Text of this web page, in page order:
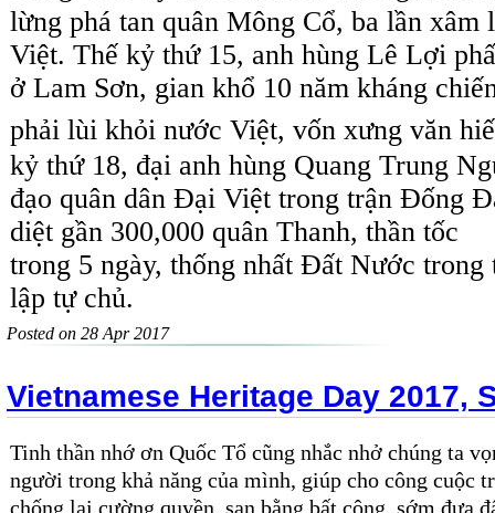
lừng phá tan quân Mông Cổ, ba lần xâm
Việt. Thế kỷ thứ 15, anh hùng Lê Lợi
ở Lam Sơn, gian khổ 10 năm kháng
phải lùi khỏi nước Việt, vốn xưng văn
kỷ thứ 18, đại anh hùng Quang Trung
đạo quân dân Đại Việt trong trận Đống
diệt gần 300,000 quân Thanh, thần tốc
trong 5 ngày, thống nhất Đất Nước trong
lập tự chủ.
Posted on 28 Apr 2017
Vietnamese Heritage Day 2017,
Tinh thần nhớ ơn Quốc Tổ cũng nhắc nhở chúng ta
người trong khả năng của mình, giúp cho công cuộc
chống lại cường quyền, san bằng bất công, sớm đưa